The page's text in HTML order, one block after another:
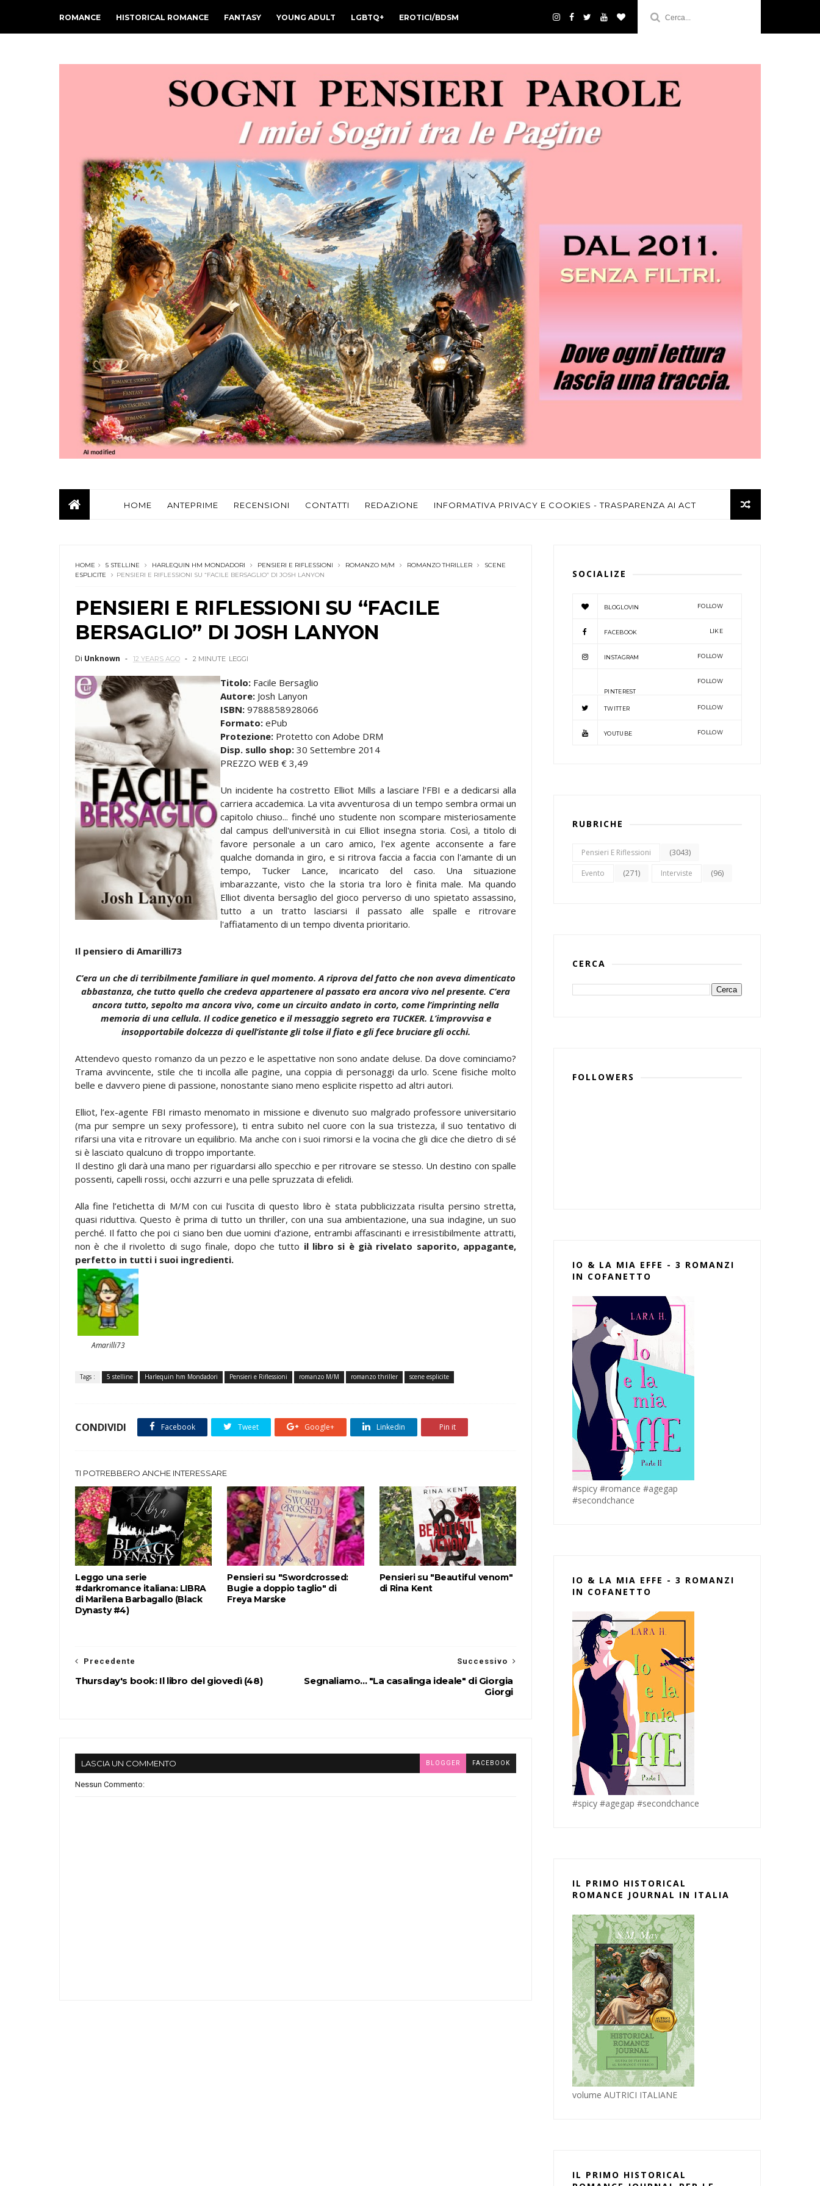
ROMANCE HISTORICAL ROMANCE FANTASY YOUNG ADULT LGBTQ+ EROTICI/BDSM
HOME ANTEPRIME RECENSIONI CONTATTI REDAZIONE INFORMATIVA PRIVACY E COOKIES - TRASPARENZA AI ACT
HOME 5 STELLINE HARLEQUIN HM MONDADORI PENSIERI E RIFLESSIONI ROMANZO M/M ROMANZO THRILLER
SCENE
ESPLICITE
PENSIERI E RIFLESSIONI SU “FACILE BERSAGLIO” DI JOSH LANYON
PENSIERI E RIFLESSIONI SU “FACILE
BERSAGLIO” DI JOSH LANYON
Di Unknown 12 YEARS AGO 2 MINUTE LEGGI
Titolo: Facile Bersaglio
Autore: Josh Lanyon
ISBN: 9788858928066
Formato: ePub
Protezione: Protetto con Adobe DRM
Disp. sullo shop: 30 Settembre 2014
PREZZO WEB € 3,49
Un incidente ha costretto Elliot Mills a lasciare l'FBI e a dedicarsi alla
carriera accademica. La vita avventurosa di un tempo sembra ormai un
capitolo chiuso... finché uno studente non scompare misteriosamente
dal campus dell'università in cui Elliot insegna storia. Così, a titolo di
favore personale a un caro amico, l'ex agente acconsente a fare
qualche domanda in giro, e si ritrova faccia a faccia con l'amante di un
tempo, Tucker Lance, incaricato del caso. Una situazione
imbarazzante, visto che la storia tra loro è finita male. Ma quando
Elliot diventa bersaglio del gioco perverso di uno spietato assassino,
tutto a un tratto lasciarsi il passato alle spalle e ritrovare
l'affiatamento di un tempo diventa prioritario.
Il pensiero di Amarilli73
C’era un che di terribilmente familiare in quel momento. A riprova del fatto che non aveva dimenticato
abbastanza, che tutto quello che credeva appartenere al passato era ancora vivo nel presente. C’era
ancora tutto, sepolto ma ancora vivo, come un circuito andato in corto, come l’imprinting nella
memoria di una cellula. Il codice genetico e il messaggio segreto era TUCKER. L’improvvisa e
insopportabile dolcezza di quell’istante gli tolse il fiato e gli fece bruciare gli occhi.
Attendevo questo romanzo da un pezzo e le aspettative non sono andate deluse. Da dove cominciamo?
Trama avvincente, stile che ti incolla alle pagine, una coppia di personaggi da urlo. Scene fisiche molto
belle e davvero piene di passione, nonostante siano meno esplicite rispetto ad altri autori.
Elliot, l’ex-agente FBI rimasto menomato in missione e divenuto suo malgrado professore universitario
(ma pur sempre un sexy professore), ti entra subito nel cuore con la sua tristezza, il suo tentativo di
rifarsi una vita e ritrovare un equilibrio. Ma anche con i suoi rimorsi e la vocina che gli dice che dietro di sé
si è lasciato qualcuno di troppo importante.
Il destino gli darà una mano per riguardarsi allo specchio e per ritrovare se stesso. Un destino con spalle
possenti, capelli rossi, occhi azzurri e una pelle spruzzata di efelidi.
Alla fine l’etichetta di M/M con cui l’uscita di questo libro è stata pubblicizzata risulta persino stretta,
quasi riduttiva. Questo è prima di tutto un thriller, con una sua ambientazione, una sua indagine, un suo
perché. Il fatto che poi ci siano ben due uomini d’azione, entrambi affascinanti e irresistibilmente attratti,
non è che il rivoletto di sugo finale, dopo che tutto il libro si è già rivelato saporito, appagante,
perfetto in tutti i suoi ingredienti.
Amarilli73
Tags : 5 stelline Harlequin hm Mondadori Pensieri e Riflessioni romanzo M/M romanzo thriller scene esplicite
CONDIVIDI Facebook Tweet Google+ Linkedin Pin it
TI POTREBBERO ANCHE INTERESSARE
Leggo una serie
#darkromance italiana: LIBRA
di Marilena Barbagallo (Black
Dynasty #4)
Pensieri su "Swordcrossed:
Bugie a doppio taglio" di
Freya Marske
Pensieri su "Beautiful venom"
di Rina Kent
Successivo
Segnaliamo... "La casalinga ideale" di Giorgia
Giorgi
Precedente
Thursday's book: Il libro del giovedì (48)
LASCIA UN COMMENTO BLOGGER FACEBOOK
Nessun Commento:
SOCIALIZE
BLOGLOVIN FOLLOW
FACEBOOK LIKE
INSTAGRAM FOLLOW
PINTEREST
FOLLOW
TWITTER FOLLOW
YOUTUBE FOLLOW
RUBRICHE
Pensieri E Riflessioni (3043)
Evento (271) Interviste (96)
CERCA
FOLLOWERS
IO & LA MIA EFFE - 3 ROMANZI
IN COFANETTO
#spicy #romance #agegap
#secondchance
IO & LA MIA EFFE - 3 ROMANZI
IN COFANETTO
#spicy #agegap #secondchance
IL PRIMO HISTORICAL
ROMANCE JOURNAL IN ITALIA
volume AUTRICI ITALIANE
IL PRIMO HISTORICAL